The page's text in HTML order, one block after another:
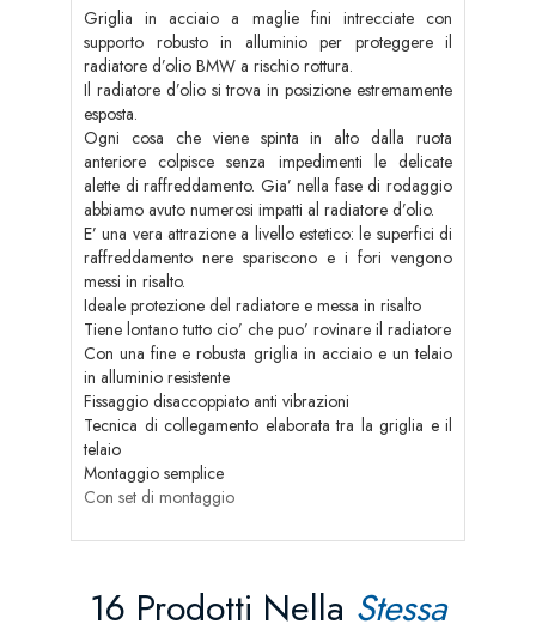
Griglia in acciaio a maglie fini intrecciate con
supporto robusto in alluminio per proteggere il
radiatore d’olio BMW a rischio rottura.
Il radiatore d’olio si trova in posizione estremamente
esposta.
Ogni cosa che viene spinta in alto dalla ruota
anteriore colpisce senza impedimenti le delicate
alette di raffreddamento. Gia’ nella fase di rodaggio
abbiamo avuto numerosi impatti al radiatore d’olio.
E’ una vera attrazione a livello estetico: le superfici di
raffreddamento nere spariscono e i fori vengono
messi in risalto.
Ideale protezione del radiatore e messa in risalto
Tiene lontano tutto cio’ che puo’ rovinare il radiatore
Con una fine e robusta griglia in acciaio e un telaio
in alluminio resistente
Fissaggio disaccoppiato anti vibrazioni
Tecnica di collegamento elaborata tra la griglia e il
telaio
Montaggio semplice
Con set di montaggio
16 Prodotti Nella Stessa